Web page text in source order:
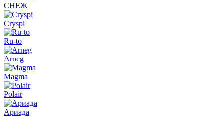
СНЕЖ
Cryspi
Ru-to
Arneg
Magma
Polair
Ариада